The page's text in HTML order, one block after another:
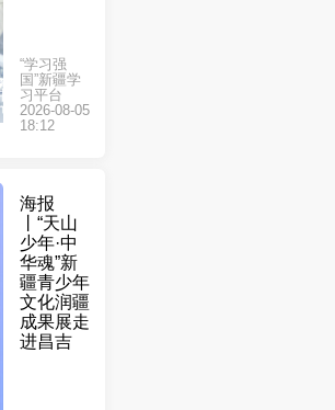
“学习强
国”新疆学
习平台
2026-08-05
18:12
海报
丨“天山
少年·中
华魂”新
疆青少年
文化润疆
成果展走
进昌吉